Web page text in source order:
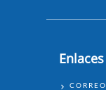
Enlaces
ENLACES
CORREO